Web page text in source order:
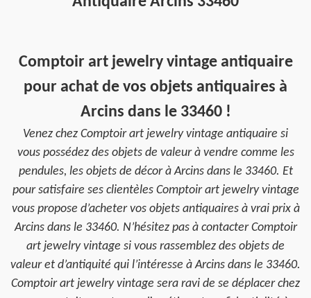
Comptoir art jewelry vintage antiquaire
pour achat de vos objets antiquaires à
Arcins dans le 33460 !
Venez chez Comptoir art jewelry vintage antiquaire si
vous possédez des objets de valeur à vendre comme les
pendules, les objets de décor à Arcins dans le 33460. Et
pour satisfaire ses clientèles Comptoir art jewelry vintage
vous propose d’acheter vos objets antiquaires à vrai prix à
Arcins dans le 33460. N’hésitez pas à contacter Comptoir
art jewelry vintage si vous rassemblez des objets de
valeur et d’antiquité qui l’intéresse à Arcins dans le 33460.
Comptoir art jewelry vintage sera ravi de se déplacer chez